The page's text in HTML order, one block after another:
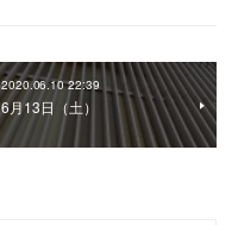
2020.06.10 22:39
6月13日（土）